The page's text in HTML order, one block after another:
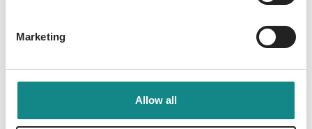
Marketing
Allow all